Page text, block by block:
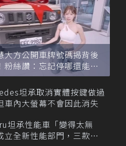
大方公開車牌號碼揭背後
粉絲讚：忘記停哪還能幫
坦承取消實體按鍵做過
內大螢幕不會因此消失
坦承性能車「變得太無
立全新性能部門，三款手